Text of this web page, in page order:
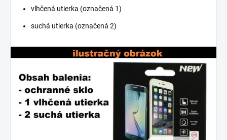
vlhčená utierka (označená 1)
suchá utierka (označená 2)